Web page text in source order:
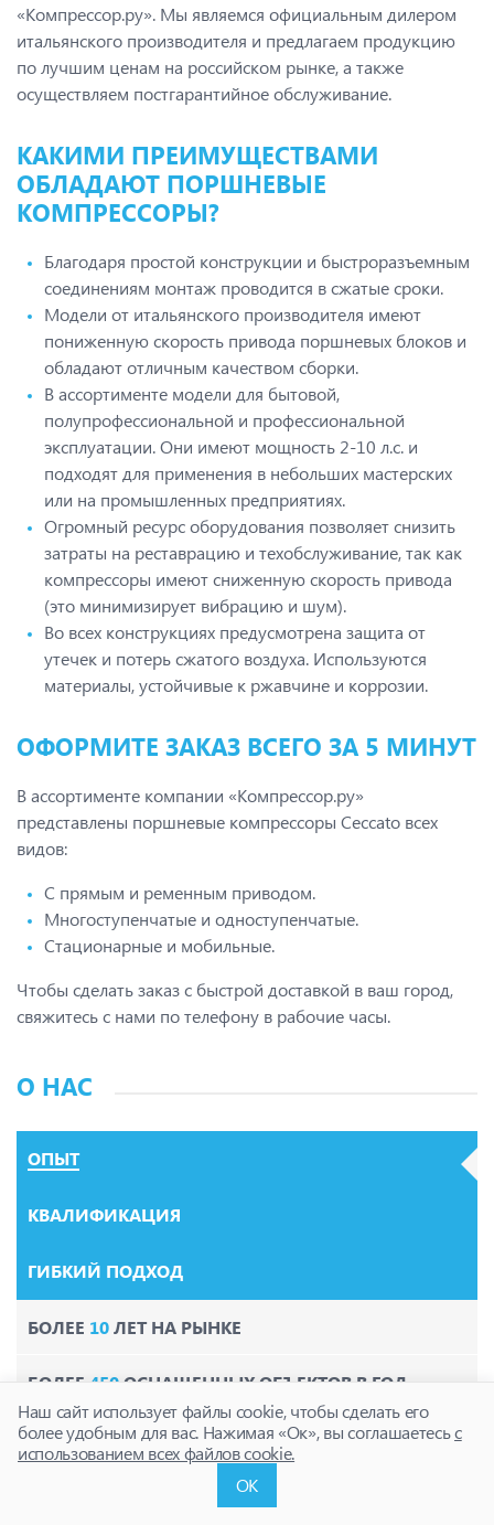
«Компрессор.ру». Мы являемся официальным дилером
итальянского производителя и предлагаем продукцию
по лучшим ценам на российском рынке, а также
осуществляем постгарантийное обслуживание.
КАКИМИ ПРЕИМУЩЕСТВАМИ
ОБЛАДАЮТ ПОРШНЕВЫЕ
КОМПРЕССОРЫ?
Благодаря простой конструкции и быстроразъемным
соединениям монтаж проводится в сжатые сроки.
Модели от итальянского производителя имеют
пониженную скорость привода поршневых блоков и
обладают отличным качеством сборки.
В ассортименте модели для бытовой,
полупрофессиональной и профессиональной
эксплуатации. Они имеют мощность 2-10 л.с. и
подходят для применения в небольших мастерских
или на промышленных предприятиях.
Огромный ресурс оборудования позволяет снизить
затраты на реставрацию и техобслуживание, так как
компрессоры имеют сниженную скорость привода
(это минимизирует вибрацию и шум).
Во всех конструкциях предусмотрена защита от
утечек и потерь сжатого воздуха. Используются
материалы, устойчивые к ржавчине и коррозии.
ОФОРМИТЕ ЗАКАЗ ВСЕГО ЗА 5 МИНУТ
В ассортименте компании «Компрессор.ру»
представлены поршневые компрессоры Ceccato всех
видов:
С прямым и ременным приводом.
Многоступенчатые и одноступенчатые.
Стационарные и мобильные.
Чтобы сделать заказ с быстрой доставкой в ваш город,
свяжитесь с нами по телефону в рабочие часы.
О НАС
ОПЫТ
КВАЛИФИКАЦИЯ
ГИБКИЙ ПОДХОД
БОЛЕЕ 10ЛЕТ НА РЫНКЕ
БОЛЕЕ 450ОСНАЩЕННЫХ ОБЪЕКТОВ В ГОД
БОЛЕЕ1000СТАНЦИЙ ВВЕДЕННЫХ В
ЭКСПЛУАТАЦИЮ
Наш сайт использует файлы cookie, чтобы сделать его
более удобным для вас. Нажимая «Ок», вы соглашаетесьс
использованием всех файлов cookie.
ОК